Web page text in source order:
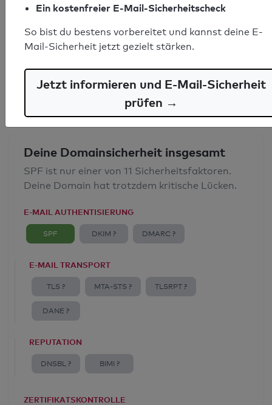
Syntaxprüfung: 0 Fehler
E-Mail-Spoofingschutz: Gut
Deine Domainsicherheit insgesamt
SPF ist nur einer von 11 Sicherheitsfaktoren.
Deine Domain hat trotzdem kritische Lücken.
E-MAIL AUTHENTISIERUNG
SPF DKIM ? DMARC ?
E-MAIL TRANSPORT
TLS ? MTA-STS ? TLSRPT ?
DANE ?
REPUTATION
DNSBL ? BIMI ?
ZERTIFIKATSKONTROLLE
Ein kostenfreier E-Mail-Sicherheitscheck
So bist du bestens vorbereitet und kannst deine E-
Mail-Sicherheit jetzt gezielt stärken.
Jetzt informieren und E-Mail-Sicherheit
prüfen →